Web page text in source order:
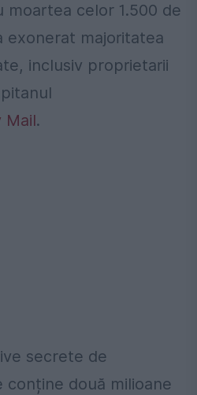
moartea celor 1.500 de
exonerat majoritatea
inclusiv proprietarii
Mail.
secrete de
conține două milioane